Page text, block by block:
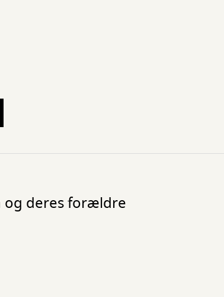
og deres forældre